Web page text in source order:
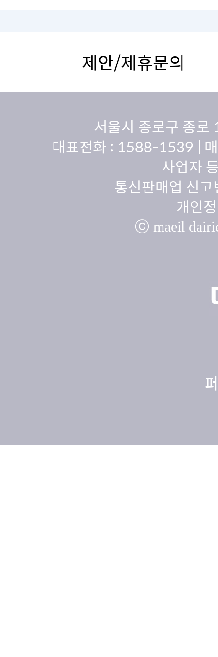
제안/제휴문의
서울시 종로구 종
대표전화 : 1588-1539 |
사업자
통신판매업 신
개인
ⓒ maeil